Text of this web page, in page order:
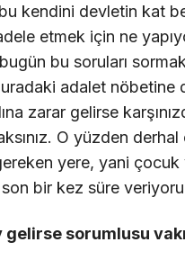
kendini devletin kat
etmek için ne
bu soruları
adalet nöbetine
zarar gelirse
O yüzden
yere, yani
bir kez süre
gelirse sorumlusu